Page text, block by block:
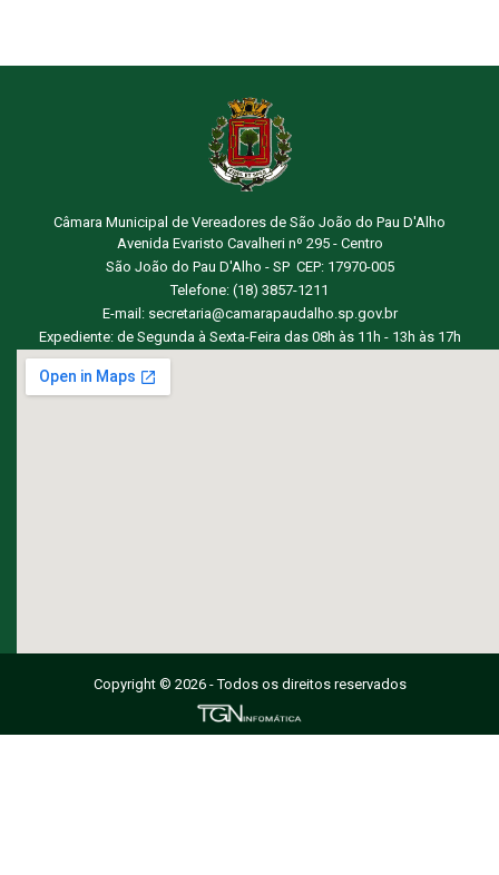
Câmara Municipal de Vereadores de São João do Pau D'Alho
Avenida Evaristo Cavalheri nº 295 - Centro
São João do Pau D'Alho - SP CEP: 17970-005
Telefone: (18) 3857-1211
E-mail: secretaria@camarapaudalho.sp.gov.br
Expediente: de Segunda à Sexta-Feira das 08h às 11h - 13h às 17h
Copyright © 2026 - Todos os direitos reservados